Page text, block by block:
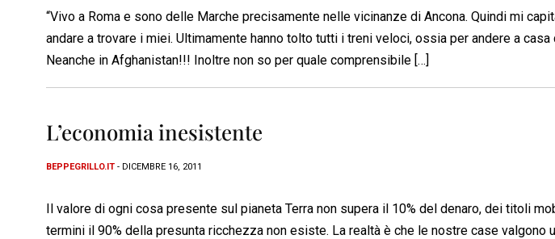
“Vivo a Roma e sono delle Marche precisamente nelle vicinanze di Ancona. Quindi mi
andare a trovare i miei. Ultimamente hanno tolto tutti i treni veloci, ossia per andere a
Neanche in Afghanistan!!! Inoltre non so per quale comprensibile […]
L’economia inesistente
BEPPEGRILLO.IT - DICEMBRE 16, 2011
Il valore di ogni cosa presente sul pianeta Terra non supera il 10% del denaro, dei titoli
termini il 90% della presunta ricchezza non esiste. La realtà è che le nostre case valgono